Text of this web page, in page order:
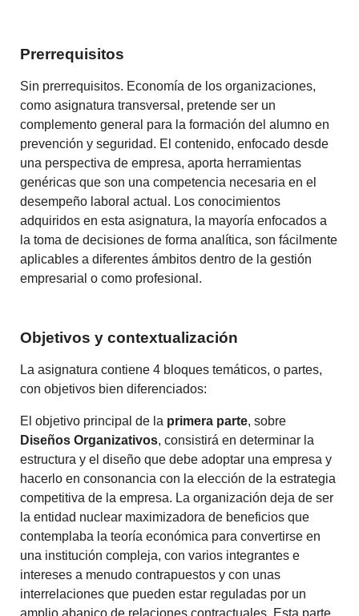
Prerrequisitos
Sin prerrequisitos. Economía de los organizaciones,
como asignatura transversal, pretende ser un
complemento general para la formación del alumno en
prevención y seguridad. El contenido, enfocado desde
una perspectiva de empresa, aporta herramientas
genéricas que son una competencia necesaria en el
desempeño laboral actual. Los conocimientos
adquiridos en esta asignatura, la mayoría enfocados a
la toma de decisiones de forma analítica, son fácilmente
aplicables a diferentes ámbitos dentro de la gestión
empresarial o como profesional.
Objetivos y contextualización
La asignatura contiene 4 bloques temáticos, o partes,
con objetivos bien diferenciados:
El objetivo principal de la primera parte, sobre
Diseños Organizativos, consistirá en determinar la
estructura y el diseño que debe adoptar una empresa y
hacerlo en consonancia con la elección de la estrategia
competitiva de la empresa. La organización deja de ser
la entidad nuclear maximizadora de beneficios que
contemplaba la teoría económica para convertirse en
una institución compleja, con varios integrantes e
intereses a menudo contrapuestos y con unas
interrelaciones que pueden estar reguladas por un
amplio abanico de relaciones contractuales. Esta parte